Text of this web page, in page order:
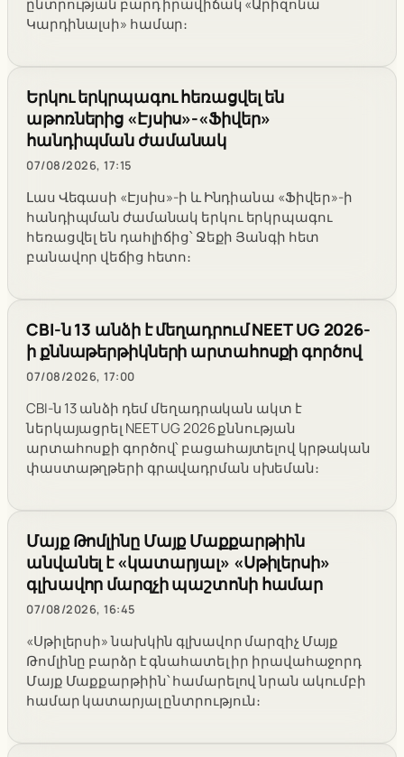
ընտրության բարդ իրավիճակ «Արիզոնա
Կարդինալսի» համար։
Երկու երկրպագու հեռացվել են
աթոռներից «Էյսիս»-«Ֆիվեր»
հանդիպման ժամանակ
07/08/2026, 17:15
Լաս Վեգասի «Էյսիս»-ի և Ինդիանա «Ֆիվեր»-ի
հանդիպման ժամանակ երկու երկրպագու
հեռացվել են դահլիճից՝ Ջեքի Յանգի հետ
բանավոր վեճից հետո։
CBI-ն 13 անձի է մեղադրում NEET UG 2026-
ի քննաթերթիկների արտահոսքի գործով
07/08/2026, 17:00
CBI-ն 13 անձի դեմ մեղադրական ակտ է
ներկայացրել NEET UG 2026 քննության
արտահոսքի գործով՝ բացահայտելով կրթական
փաստաթղթերի գրավադրման սխեման։
Մայք Թոմլինը Մայք Մաքքարթիին
անվանել է «կատարյալ» «Սթիլերսի»
գլխավոր մարզչի պաշտոնի համար
07/08/2026, 16:45
«Սթիլերսի» նախկին գլխավոր մարզիչ Մայք
Թոմլինը բարձր է գնահատել իր իրավահաջորդ
Մայք Մաքքարթիին՝ համարելով նրան ակումբի
համար կատարյալ ընտրություն։